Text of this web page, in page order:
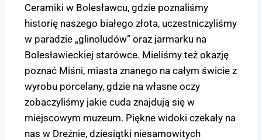
Ceramiki w Bolesławcu, gdzie poznaliśmy
historię naszego białego złota, uczestniczyliśmy
w paradzie „glinoludów” oraz jarmarku na
Bolesławieckiej starówce. Mieliśmy też okazję
poznać Miśni, miasta znanego na całym świcie z
wyrobu porcelany, gdzie na własne oczy
zobaczyliśmy jakie cuda znajdują się w
miejscowym muzeum. Piękne widoki czekały na
nas w Dreźnie, dziesiątki niesamowitych